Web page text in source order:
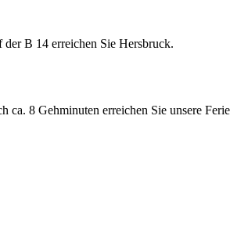
B 14 erreichen Sie Hersbruck.
ca. 8 Gehminuten erreichen Sie unsere